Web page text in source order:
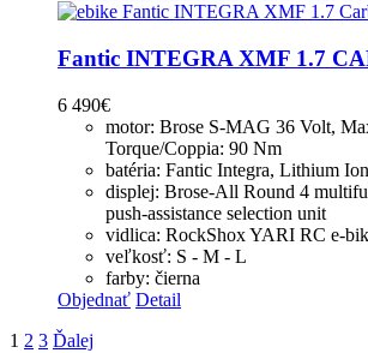
Fantic INTEGRA XMF 1.7
6 490€
motor: Brose S-MAG 36 Volt,
Torque/Coppia: 90 Nm
batéria: Fantic Integra, Lithium
displej: Brose-All Round 4
push-assistance selection unit
vidlica: RockShox YARI RC e-
veľkosť: S - M - L
farby: čierna
Objednať Detail
1 2 3 Ďalej